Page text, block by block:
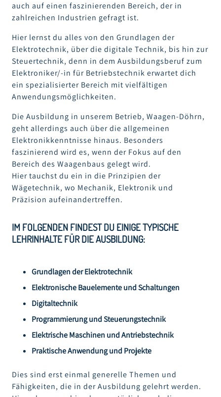
auch auf einen faszinierenden Bereich, der in
zahlreichen Industrien gefragt ist.
Hier lernst du alles von den Grundlagen der
Elektrotechnik, über die digitale Technik, bis hin zur
Steuertechnik, denn in dem Ausbildungsberuf zum
Elektroniker/-in für Betriebstechnik erwartet dich
ein spezialisierter Bereich mit vielfältigen
Anwendungsmöglichkeiten.
Die Ausbildung in unserem Betrieb, Waagen-Döhrn,
geht allerdings auch über die allgemeinen
Elektronikkenntnisse hinaus. Besonders
faszinierend wird es, wenn der Fokus auf den
Bereich des Waagenbaus gelegt wird.
Hier tauchst du ein in die Prinzipien der
Wägetechnik, wo Mechanik, Elektronik und
Präzision aufeinandertreffen.
IM FOLGENDEN FINDEST DU EINIGE TYPISCHE
LEHRINHALTE FÜR DIE AUSBILDUNG:
Grundlagen der Elektrotechnik
Elektronische Bauelemente und Schaltungen
Digitaltechnik
Programmierung und Steuerungstechnik
Elektrische Maschinen und Antriebstechnik
Praktische Anwendung und Projekte
Dies sind erst einmal generelle Themen und
Fähigkeiten, die in der Ausbildung gelehrt werden.